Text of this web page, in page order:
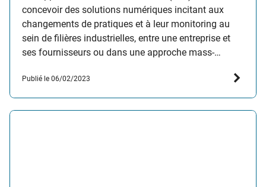
concevoir des solutions numériques incitant aux
changements de pratiques et à leur monitoring au
sein de filières industrielles, entre une entreprise et
ses fournisseurs ou dans une approche mass-
SystemX dédié à l’ingénierie numérique des
systèmes du futur, annonce le lancement…
Publié le 06/02/2023